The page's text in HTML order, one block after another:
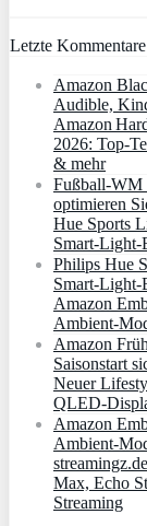
Letzte Kommentare
Amazon
Audible,
Amazon
2026: Top-
& mehr
Fußball-WM
optimieren
Hue Sports
Philips Hue
Amazon
Amazon
Saisonstart
Neuer
Amazon
streamingz.de
Max, Echo
Streaming